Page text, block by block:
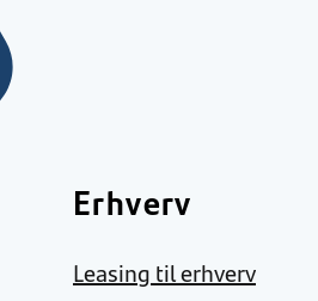
Erhverv
Leasing til erhverv